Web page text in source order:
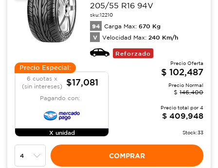
205/55 R16 94V
sku:12210
94 Carga Max: 670 Kg
V Velocidad Max: 240 Km/h
Reforzado
Precio Especial:
6 cuotas x
(sin intereses)
$17,081
Pagando con:
X unidad
Precio Oferta
$ 102,487
Precio Normal
$ 146,400
Precio total por 4
$ 409,948
Stock:33
COMPRAR